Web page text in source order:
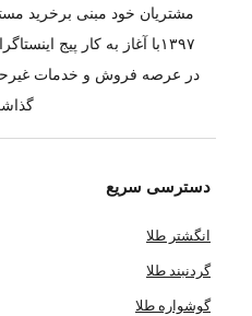
مشتریان خود مبنی برخرید
۱۳۹۷با آغاز به کار پیج
در عرصه فروش و خدمات
دسترسی سریع
انگشتر طلا
گردنبند طلا
گوشواره طلا